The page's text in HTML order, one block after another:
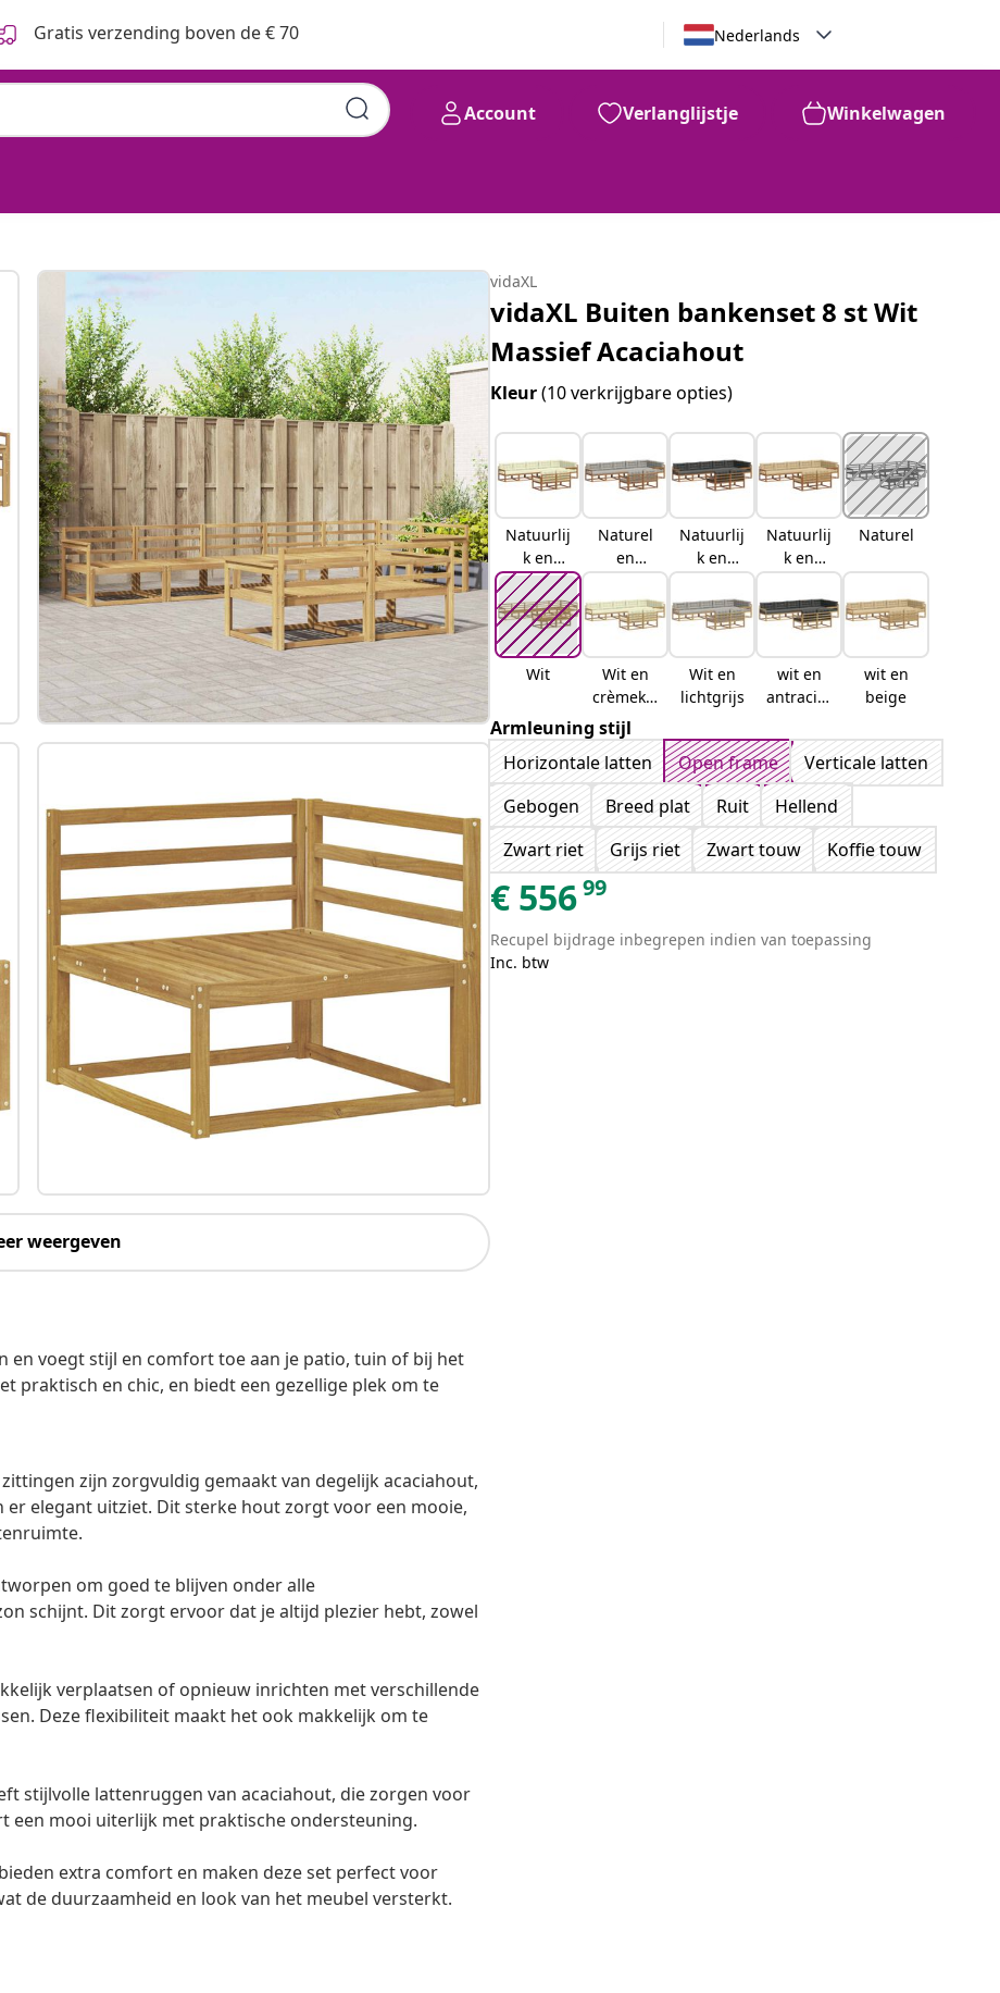
Gratis verzending boven de € 70 Nederlands
Account Verlanglijstje Winkelwagen
556 99
weergeven
voegt stijl en comfort toe aan je patio, tuin of bij het
praktisch en chic, en biedt een gezellige plek om te
zijn zorgvuldig gemaakt van degelijk acaciahout,
elegant uitziet. Dit sterke hout zorgt voor een mooie,
om goed te blijven onder alle
schijnt. Dit zorgt ervoor dat je altijd plezier hebt, zowel
verplaatsen of opnieuw inrichten met verschillende
Deze flexibiliteit maakt het ook makkelijk om te
stijlvolle lattenruggen van acaciahout, die zorgen voor
een mooi uiterlijk met praktische ondersteuning.
extra comfort en maken deze set perfect voor
de duurzaamheid en look van het meubel versterkt.
vidaXL
vidaXL Buiten bankenset 8 st Wit
Massief Acaciahout
Kleur(10 verkrijgbare opties)
Natuurlij
k en
crème
Naturel
en
lichtgrijs
Natuurlij
k en
antraciet
Natuurlij
k en
beige
Naturel
Wit
Wit en
crèmekle
urig
Wit en
lichtgrijs
wit en
antraciet
wit en
beige
Armleuning stijl
Horizontale latten
Open frame
Verticale latten
Gebogen
Breed plat Ruit
Hellend
Zwart riet
Grijs riet Zwart touw Koffie touw
€ 55699
Recupel bijdrage inbegrepen indien van toepassing
Inc. btw